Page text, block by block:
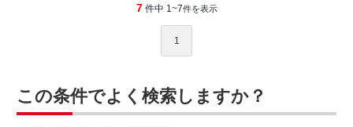
7 件中 1~7件を表示
1
この条件でよく検索しますか？